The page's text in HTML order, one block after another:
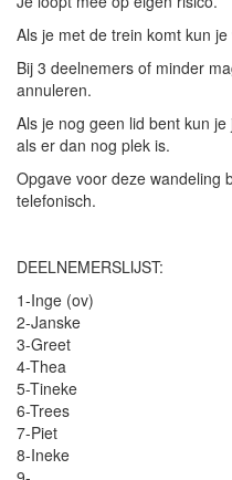
Als je met de trein komt kun
Bij 3 deelnemers of minder
annuleren.
Als je nog geen lid bent kun
als er dan nog plek is.
Opgave voor deze wandeling
telefonisch.
DEELNEMERSLIJST:
1-Inge (ov)
2-Janske
3-Greet
4-Thea
5-Tineke
6-Trees
7-Piet
8-Ineke